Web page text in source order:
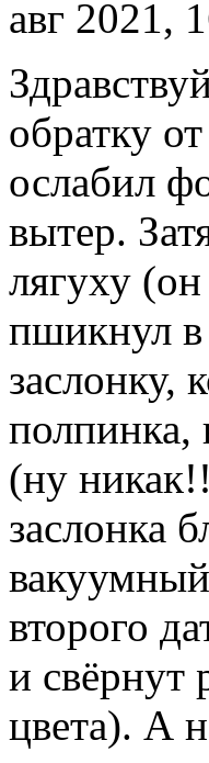
авг 2021,
обратку
ослабил
вытер.
лягуху
пшикнул в
заслонку,
полпинка,
(ну
заслонка
второго
и свёрнут
цвета). А